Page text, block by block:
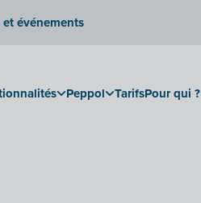
événements
Peppol TarifsPour qui ?